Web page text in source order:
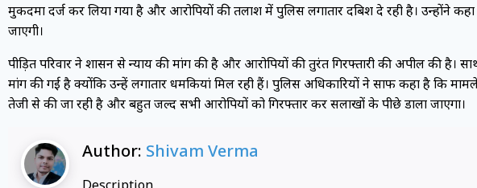
मुकदमा दर्ज कर लिया गया है और आरोपियों की तलाश में पुलिस लगातार दबिश दे रही है। उन्होंने
जाएगी।
पीड़ित परिवार ने प्रशासन से न्याय की मांग की है और आरोपियों की तुरंत गिरफ्तारी की अपील की है।
मांग की गई है क्योंकि उन्हें लगातार धमकियां मिल रही हैं। पुलिस अधिकारियों ने साफ कहा है कि
तेजी से की जा रही है और बहुत जल्द सभी आरोपियों को गिरफ्तार कर सलाखों के पीछे डाला जाएगा।
Author: Shivam Verma